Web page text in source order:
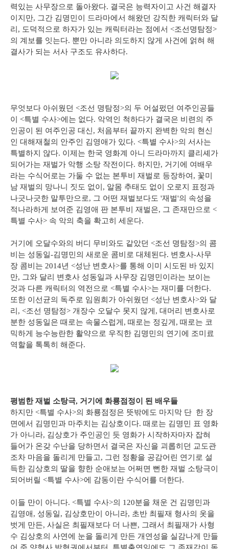
력있는 사무장으로 돌아왔다. 결국은 능력자이고 사건 해결자
이지만, 그간 김명민이 드라마에서 해왔던 강직한 캐릭터와 달
리, 도덕적으로 하자가 있는 캐릭터라는 점에서 <조선명탐정>
의 계보를 잇는다. 뿐만 아니라 의도하지 않게 사건에 얽혀 해
결사가 되는 서사 구조도 유사하다.
무엇보다 아쉬웠던 <조선 명탐정>의 두 어설펐던 여주인공들
이 <특별 수사>에는 없다. 악역인 척하다가 결국은 비련의 주
인공이 된 여주인공 대신, 처음부터 끝까지 완벽한 악의 현신
인 대해재철의 안주인 김영애가 있다. <특별 수사>의 서사는
특별하지 않다. 이제는 한국 영화계 아니 드라마까지 클리셰가
되어가는 재벌가 악행 소탕 작전이다. 하지만, 거기에 여배우
라는 수식어로는 가둘 수 없는 본투비 재벌로 등장하여, 꽃미
남 재벌의 망나니 짓도 없이, 알몸 추태도 없이 오로지 표정과
나긋나긋한 말투만으로, 그 어떤 재벌보다도 '재벌'의 속성을
적나라하게 보여준 김영애 판 본투비 재벌은, 그 존재만으로 <
특별 수사> 속 악의 축을 확고히 세운다.
거기에 오달수와의 버디 무비와도 같았던 <조선 명탐정>의 콤
비는 성동일-김명민의 새로운 콤비로 대체된다. 변호사-사무
장 콤비는 2014년 <성난 변호사>를 통해 이미 시도된 바 있지
만, 그와 달리 변호사 성동일과 사무장 김명민이라는 보이는
것과 다른 캐릭터의 역전으로 <특별 수사>는 재미를 더한다.
또한 이선균의 독주로 임원희가 아쉬웠던 <성난 변호사>와 달
리, <조선 명탐정> 개장수 오달수 못지 않게, 대머리 변호사로
분한 성동일은 때로는 속물스럽게, 때로는 정깊게, 때로는 코
믹하게 능수능란한 활약으로 우직한 김명민의 연기에 조미료
역할을 톡톡히 해준다.
평범한 재벌 소탕극, 거기에 화룡점정이 된 배우들
하지만 <특별 수사>의 화룡점정은 뜻밖에도 마지막 단 한 장
면에서 김명민과 마주치는 김상호이다. 때로는 김명민 표 영화
가 아니라, 김상호가 주인공인 듯 영화가 시작하자마자 잡혀
들어가 온갖 수난을 당하면서 결국은 자신을 괴롭히던 교도관
조차 마음을 돌리게 만들고, 그런 정황을 공감어린 연기로 설
득한 김상호의 딸을 향한 순애보는 어쩌면 뻔한 재벌 소탕극이
되어버릴 <특별 수사>에 감동이란 수식어를 더한다.
이들 만이 아니다. <특별 수사>의 120분을 채운 건 김명민과
김영애, 성동일, 김상호만이 아니라, 초반 최필재 형사의 옷을
벗게 만든, 사실은 최필재보다 더 나쁜, 그래서 최필재가 사형
수 김상호의 사연에 눈을 돌리게 만든 개연성을 실감나게 만들